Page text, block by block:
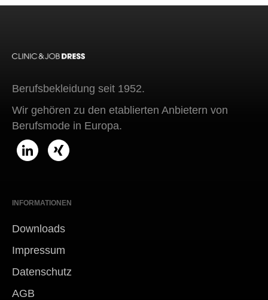
Berufsbekleidung seit 1952.
Wir gehören zu den etablierten Anbietern von
Berufsmode in Europa.
INFORMATIONEN
Downloads
Impressum
Datenschutz
AGB